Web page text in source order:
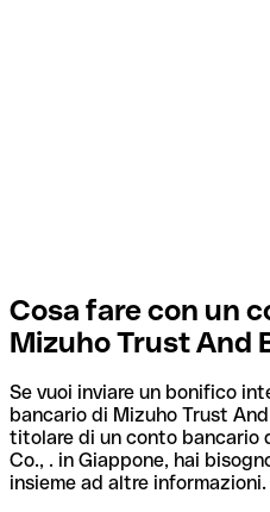
Cosa fare con un
Mizuho Trust And
Se vuoi inviare un bonifico
bancario di Mizuho Trust
titolare di un conto bancario
Co., . in Giappone, hai
insieme ad altre informazioni.